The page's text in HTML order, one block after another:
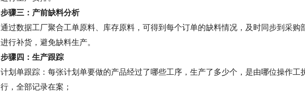
步骤三：产前缺料分析
通过数据工厂聚合工单原料、库存原料，可得到每个订单的缺料情况，及时同步到采购
进行补货，避免缺料生产。
步骤四：生产跟踪
计划单跟踪：每张计划单要做的产品经过了哪些工序，生产了多少个，是由哪位操作工
行，全部记录在案；